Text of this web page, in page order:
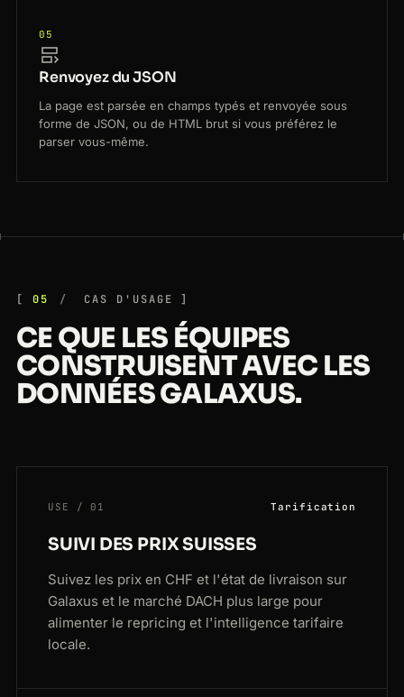
05
Renvoyez du JSON
La page est parsée en champs typés et renvoyée sous
forme de JSON, ou de HTML brut si vous préférez le
parser vous-même.
05 CAS D'USAGE
CE QUE LES ÉQUIPES
CONSTRUISENT AVEC LES
DONNÉES GALAXUS.
USE / 01 Tarification
SUIVI DES PRIX SUISSES
Suivez les prix en CHF et l'état de livraison sur
Galaxus et le marché DACH plus large pour
alimenter le repricing et l'intelligence tarifaire
locale.